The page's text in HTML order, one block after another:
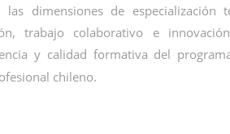
dimensiones de especialización
trabajo colaborativo e
y calidad formativa del
chileno.